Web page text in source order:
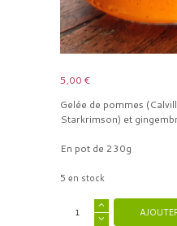
5,00€
Gelée de pommes
Starkrimson) et
En pot de 230g
5 en stock